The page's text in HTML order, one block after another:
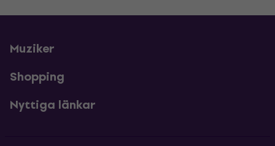
Muziker
Shopping
Nyttiga länkar